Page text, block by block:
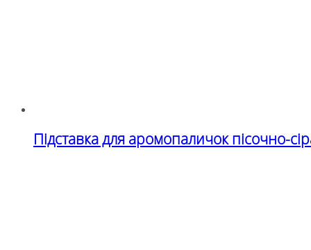
Підставка для аромопаличок пісочно-